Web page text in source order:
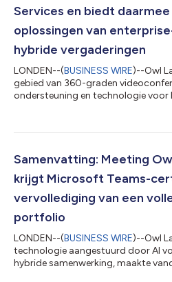
Services en biedt
oplossingen van
hybride vergaderingen
LONDEN--(BUSINESS WIRE)--Owl
gebied van 360-graden
ondersteuning en technologie voor
komen aan de behoeften van IT-
uitgebreidere videomogelijkheden
Services drie abonnementsniveaus
Samenvatting: Meeting
krijgt Microsoft Teams-
vervollediging van een
portfolio
LONDEN--(BUSINESS WIRE)--Owl
technologie aangestuurd door AI
hybride samenwerking, maakte